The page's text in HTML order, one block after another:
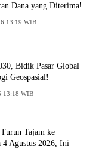
Dana yang Diterima!
Kamis, 6 Agu 2026 13:19 WIB
Bidik Pasar Global
Geospasial!
Rabu, 5 Agu 2026 13:18 WIB
Tajam ke
4 Agustus 2026, Ini